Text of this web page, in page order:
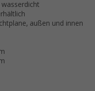
außen und innen